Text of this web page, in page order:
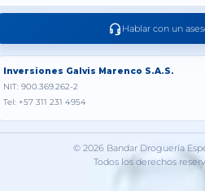
Hablar con un
Inversiones Galvis Marenco S.A.S.
NIT: 900.369.262-2
Tel: +57 311 231 4954
© 2026 Bandar Droguería
Todos los derechos